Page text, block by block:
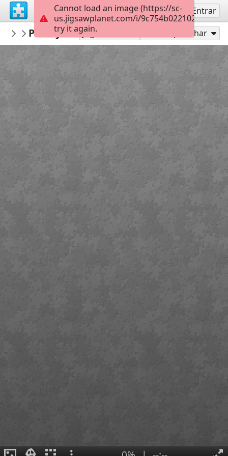
Inscreva-se Entrar
lapizuli
casas-calles-fachadas
Paraty -Rio de Janeiro
Jogar como Compartilhar
Cannot load an image (https://sc-
us.jigsawplanet.com/i/
try it again.